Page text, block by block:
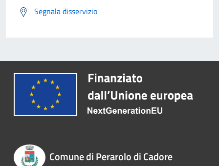
Segnala disservizio
Comune di Perarolo di Cadore